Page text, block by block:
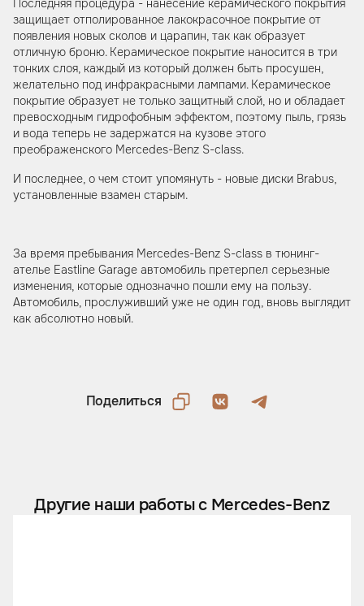
Последняя процедура - нанесение керамического покрытия
защищает отполированное лакокрасочное покрытие от
появления новых сколов и царапин, так как образует
отличную броню. Керамическое покрытие наносится в три
тонких слоя, каждый из который должен быть просушен,
желательно под инфракрасными лампами. Керамическое
покрытие образует не только защитный слой, но и обладает
превосходным гидрофобным эффектом, поэтому пыль, грязь
и вода теперь не задержатся на кузове этого
преображенского Mercedes-Benz S-class.
И последнее, о чем стоит упомянуть - новые диски Brabus,
установленные взамен старым.
За время пребывания Mercedes-Benz S-class в тюнинг-
ателье Eastline Garage автомобиль претерпел серьезные
изменения, которые однозначно пошли ему на пользу.
Автомобиль, прослуживший уже не один год, вновь выглядит
как абсолютно новый.
Поделиться
Другие наши работы с Mercedes-Benz